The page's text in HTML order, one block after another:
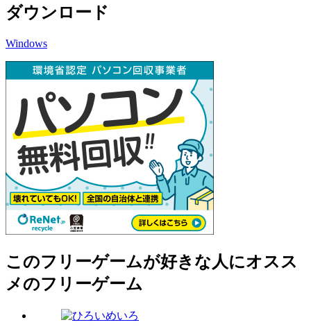
ダウンロード
Windows
このフリーゲームが好きな人にオスス
メのフリーゲーム